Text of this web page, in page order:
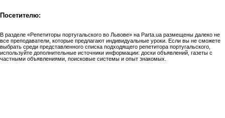
Посетителю:
В разделе «Репетиторы португальского во Львове» на Parta.ua размещены далеко не
все преподаватели, которые предлагают индивидуальные уроки. Если вы не сможете
выбрать среди представленного списка подходящего репетитора португальского,
используйте дополнительные источники информации: доски объявлений, газеты с
частными объявлениями, поисковые системы и опыт знакомых.